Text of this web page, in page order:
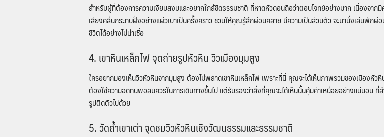
สำหรับผู้ที่ต้องการความเงียบสงบและอยากใกล้ชิดธรรมชาติ ที่หาดหัวดอนถือว่าตอบโจทย์อย่างมาก เนื่องจา
เสียงคลื่นกระทบฝั่งอย่างแผ่วเบาเป็นครั้งคราว ชวนให้คุณรู้สึกผ่อนคลาย มีความเป็นส่วนตัว จะมานั่งเล่นพัก
ชีวิตได้อย่างไม่น่าเชื่อ
4. เขาหินเหล็กไฟ จุดถ่ายรูปหัวหินวิวเมืองมุมสูง
ใครอยากมองเห็นวิวหัวหินจากมุมสูง ต้องไม่พลาดเขาหินเหล็กไฟ เพราะที่นี่ คุณจะได้เห็นภาพรวมของเมืองหัว
ต้องใช้ความอดทนพอสมควรในการเดินทางขึ้นไป แต่รับรองว่าสิ่งที่คุณจะได้เห็นนั้นคุ้มค่าเหนื่อยอย่างแน่นอน
รูปติดตัวไปด้วย
5. วัดถ้ำเขาเต่า จุดชมวิวหัวหินเชิงวัฒนธรรมและธรรมชาติ